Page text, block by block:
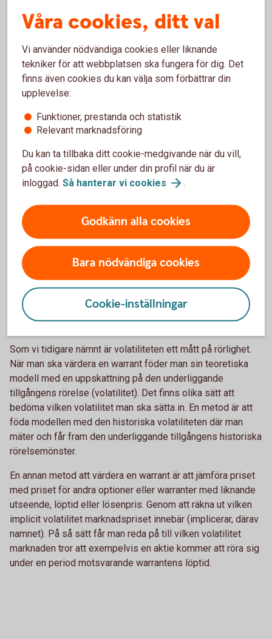
Ger:
Breakeven = 3 x 10 + 100 = 130 kronor
Exemplet visar att aktiekursen måste vara 130 kronor på
slutdagen för att den aktuella warranten skall uppnå
breakeven.
Delta
Delta är ett mått som anger hur mycket prised på en warrant
ska röra sig vid en enhets förändring i underliggandes pris.
Ett delta på 0,5 betyder att när den underliggande
0,5 kronor. Om man använder 1 som multiplikator. Storleken
på en warrants delta beror på aktiekurs i förhållande till
lösenkurs och återstående löptid. Ju kortare återstående
löptid och djupare in-the-money desto närmare delta 1
kommer en warrant. För turbowarranter är deltat i praktiken
1 under hela löptiden.
Implicit volatilitet
Som vi tidigare nämnt är volatiliteten ett mått på rörlighet.
När man ska värdera en warrant föder man sin teoretiska
modell med en uppskattning på den underliggande
tillgångens rörelse (volatilitet). Det finns olika sätt att
bedöma vilken volatilitet man ska sätta in. En metod är att
föda modellen med den historiska volatiliteten där man
mäter och får fram den underliggande tillgångens historiska
rörelsemönster.
En annan metod att värdera en warrant är att jämföra priset
med priset för andra optioner eller warranter med liknande
utseende, löptid eller lösenpris. Genom att räkna ut vilken
implicit volatilitet marknadspriset innebär (implicerar, därav
namnet). På så sätt får man reda på till vilken volatilitet
marknaden tror att exempelvis en aktie kommer att röra sig
under en period motsvarande warrantens löptid.
Våra cookies, ditt val
Vi använder nödvändiga cookies eller liknande
tekniker för att webbplatsen ska fungera för dig. Det
finns även cookies du kan välja som förbättrar din
upplevelse:
Funktioner, prestanda och statistik
Relevant marknadsföring
Du kan ta tillbaka ditt cookie-medgivande när du vill,
på cookie-sidan eller under din profil när du är
inloggad. Så hanterar vi cookies .
Godkänn alla cookies
Bara nödvändiga cookies
Cookie-inställningar